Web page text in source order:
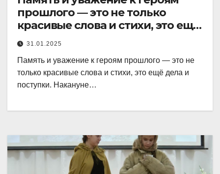
прошлого — это не только
красивые слова и стихи, это ещё
дела и поступки.
31.01.2025
Память и уважение к героям прошлого — это не
только красивые слова и стихи, это ещё дела и
поступки. Накануне…